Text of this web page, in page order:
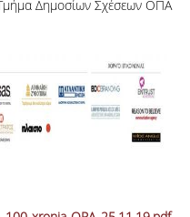
Δημοσίων Σχέσεων ΟΠΑ